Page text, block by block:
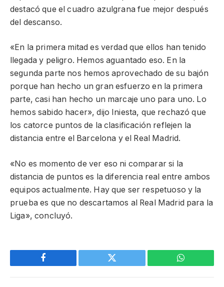
destacó que el cuadro azulgrana fue mejor después
del descanso.
«En la primera mitad es verdad que ellos han tenido
llegada y peligro. Hemos aguantado eso. En la
segunda parte nos hemos aprovechado de su bajón
porque han hecho un gran esfuerzo en la primera
parte, casi han hecho un marcaje uno para uno. Lo
hemos sabido hacer», dijo Iniesta, que rechazó que
los catorce puntos de la clasificación reflejen la
distancia entre el Barcelona y el Real Madrid.
«No es momento de ver eso ni comparar si la
distancia de puntos es la diferencia real entre ambos
equipos actualmente. Hay que ser respetuoso y la
prueba es que no descartamos al Real Madrid para la
Liga», concluyó.
Facebook Twitter WhatsApp